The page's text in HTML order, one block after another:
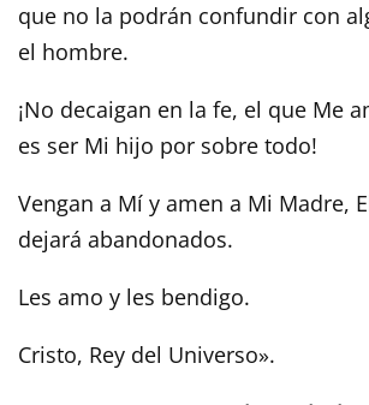
que no la podrán confundir con
el hombre.
¡No decaigan en la fe, el que Me
es ser Mi hijo por sobre todo!
Vengan a Mí y amen a Mi Madre,
dejará abandonados.
Les amo y les bendigo.
Cristo, Rey del Universo».